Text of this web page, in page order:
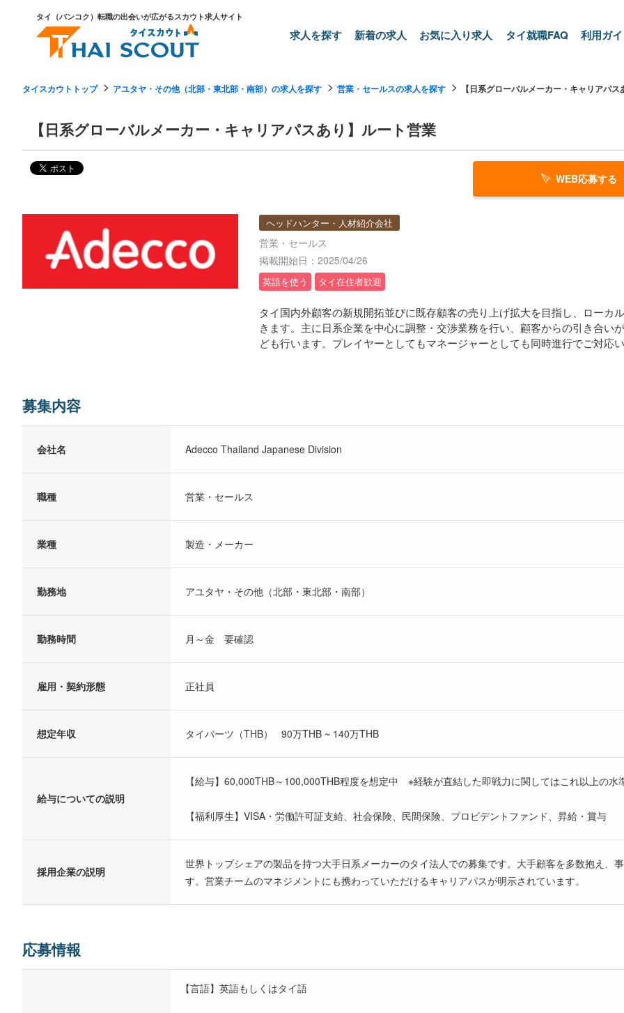
タイ（バンコク）転職の出会いが広がるスカウト求人サイト
求人を探す 新着の求人 お気に入り求人 タイ就職FAQ 利用ガ
タイスカウトトップ アユタヤ・その他（北部・東北部・南部）の求人を探す 営業・セールスの求人を探す 【日系グローバルメーカー・キャリアパス
【日系グローバルメーカー・キャリアパスあり】ルート営業
WEB応募する
ヘッドハンター・人材紹介会社
営業・セールス
掲載開始日：2025/04/26
英語を使う タイ在住者歓迎
タイ国内外顧客の新規開拓並びに既存顧客の売り上げ拡大を目指し、ロー
きます。主に日系企業を中心に調整・交渉業務を行い、顧客からの引き合
ども行います。プレイヤーとしてもマネージャーとしても同時進行でご対応
募集内容
会社名 Adecco Thailand Japanese Division
職種 営業・セールス
業種 製造・メーカー
勤務地 アユタヤ・その他（北部・東北部・南部）
勤務時間 月～金 要確認
雇用・契約形態 正社員
想定年収 タイバーツ（THB） 90万THB ~ 140万THB
給与についての説明
【給与】60,000THB～100,000THB程度を想定中 ※経験が直結した即戦力に関してはこれ以上の水
【福利厚生】VISA・労働許可証支給、社会保険、民間保険、プロビデントファンド、昇給・賞与
採用企業の説明
世界トップシェアの製品を持つ大手日系メーカーのタイ法人での募集です。大手顧客を多数抱え、
す。営業チームのマネジメントにも携わっていただけるキャリアパスが明示されています。
応募情報
【言語】英語もしくはタイ語